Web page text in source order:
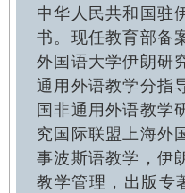
中华人民共和国驻
书。现任教育部
外国语大学伊朗研
通用外语教学分指
国非通用外语教学
究国际联盟上海外
事波斯语教学，伊
教学管理，出版专